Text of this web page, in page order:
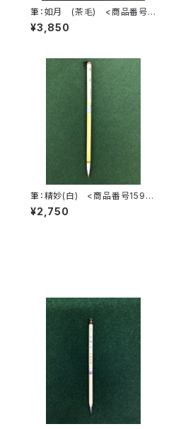
筆：如月 (茶毛) <商品番号1
084>
¥3,850
筆：精妙(白) <商品番号1598
>
¥2,750